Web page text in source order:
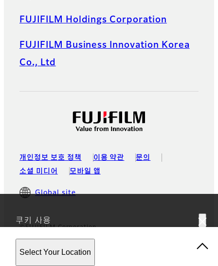
쿠키 사용
이 웹사이트는 쿠키를 사용합니다. 본 사이트를 사용하시면 귀하는
당사의 개인정보 보호 정책
Select Your Location
FUJIFILM Holdings Corporation
FUJIFILM Business Innovation Korea
Co., Ltd
개인정보 보호 정책 이용 약관
문의
소셜 미디어
모바일 앱
Global site
©FUJIFILM Corporation